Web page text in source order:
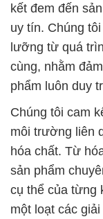
kết đem đến
uy tín. Chúng
lưỡng từ quá
cùng, nhằm
phẩm luôn duy
Chúng tôi cam
môi trường liên
hóa chất. Từ
sản phẩm
cụ thể của từng
một loạt các